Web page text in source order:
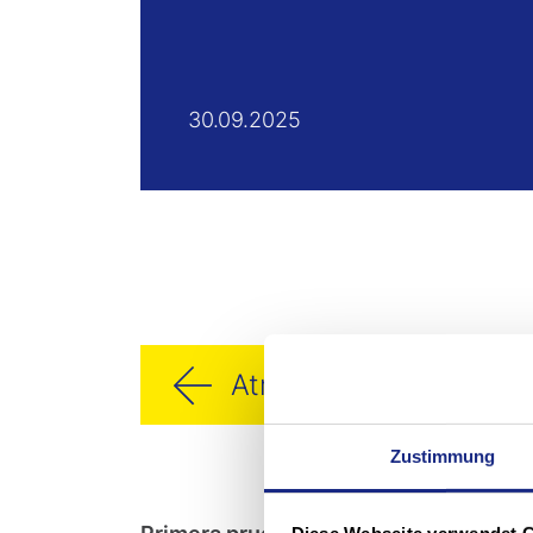
Zustimmung
30.09.2025
Atrás